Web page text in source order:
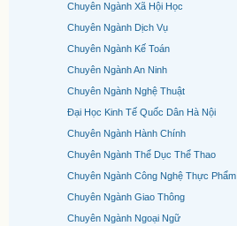
Chuyên Ngành Xã Hội Học
Chuyên Ngành Dịch Vụ
Chuyên Ngành Kế Toán
Chuyên Ngành An Ninh
Chuyên Ngành Nghệ Thuật
Đại Học Kinh Tế Quốc Dân Hà Nội
Chuyên Ngành Hành Chính
Chuyên Ngành Thể Dục Thể Thao
Chuyên Ngành Công Nghệ Thực Phẩm
Chuyên Ngành Giao Thông
Chuyên Ngành Ngoại Ngữ